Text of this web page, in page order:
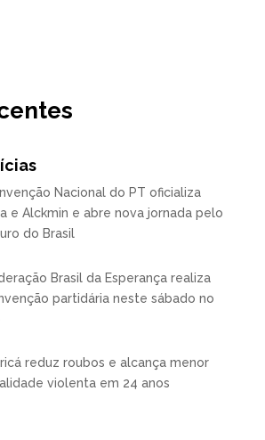
Nacional do PT oficializa
e Alckmin e abre nova jornada pelo
do Brasil
Brasil da Esperança realiza
partidária neste sábado no
reduz roubos e alcança menor
violenta em 24 anos